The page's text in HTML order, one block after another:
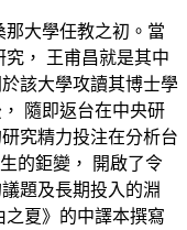
大學任教之初。當
， 王甫昌就是其中
該大學攻讀其博士學
隨即返台在中央研
究精力投注在分析台
的鉅變， 開啟了令
題及長期投入的淵
夏》的中譯本撰寫